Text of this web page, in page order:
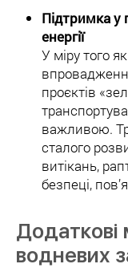
Підтримка у
енергії
У міру того
проєктів
важливою.
сталого
витікань,
безпеці,
Додаткові
водневих